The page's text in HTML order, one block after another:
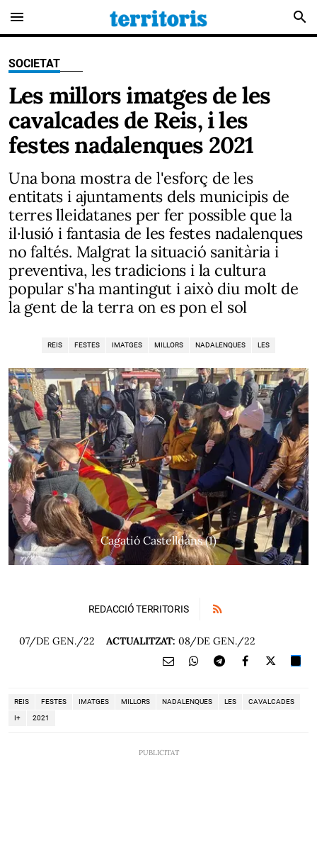
menu search
SOCIETAT
Les millors imatges de les
cavalcades de Reis, i les
festes nadalenques 2021
Una bona mostra de l'esforç de les
entitats i ajuntaments dels municipis de
terres lleidatanes per fer possible que la
il·lusió i fantasia de les festes nadalenques
no faltés. Malgrat la situació sanitària i
preventiva, les tradicions i la cultura
popular s'ha mantingut i això diu molt de
la gent de la terra on es pon el sol
REIS FESTES IMATGES MILLORS NADALENQUES LES
Cagatió Castelldans (1)
REDACCIÓ TERRITORIS
07/DE GEN./22 ACTUALITZAT: 08/DE GEN./22
REIS FESTES IMATGES MILLORS NADALENQUES LES CAVALCADES
I+ 2021